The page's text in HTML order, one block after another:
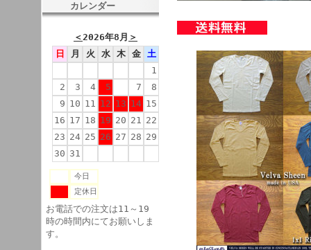
カレンダー
＜2026年8月 ＞
日
月 火 水 木 金
土
1
2
3 4 5 7
8
9 10 11 12 13 14 15
16 17 18 19 20 21 22
23 24 25 26 27 28 29
30 31
今日
定休日
お電話での注文は11～19
時の時間内にてお願いしま
す。